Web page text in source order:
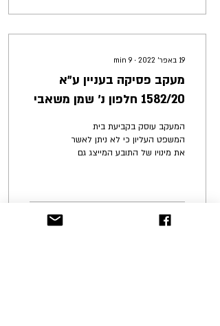
19 באפר׳ 2022 ∙
9
min
מעקב פסיקה בעניין ע״א
1582/20 חלפון נ׳ שמן משאבי
המעקב עוסק בקביעת בית
המשפט העליון כי לא ניתן לאשר
את מינויו של התובע המייצג גם
157
5